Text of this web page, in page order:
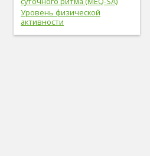
лабораторный показатель (6)
первая помощь (6)
вегетарианство (6)
Уровень физической
активности